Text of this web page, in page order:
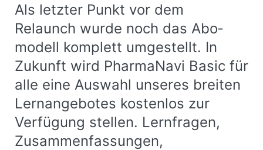
Als letzter Punkt vor dem
Relaunch wurde noch das Abo­
modell komplett umgestellt. In
Zukunft wird PharmaNavi Basic für
alle eine Auswahl unseres breiten
Lernangebotes kostenlos zur
Verfügung stellen. Lernfragen,
Zusammenfassungen,